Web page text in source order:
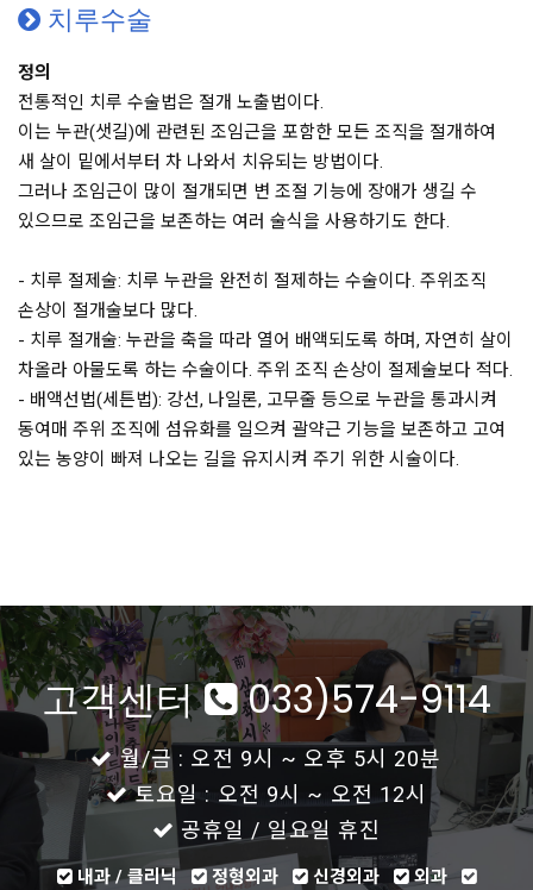
치루수술
정의
전통적인 치루 수술법은 절개 노출법이다.
이는 누관(샛길)에 관련된 조임근을 포함한 모든 조직을 절개하여
새 살이 밑에서부터 차 나와서 치유되는 방법이다.
그러나 조임근이 많이 절개되면 변 조절 기능에 장애가 생길 수
있으므로 조임근을 보존하는 여러 술식을 사용하기도 한다.
- 치루 절제술: 치루 누관을 완전히 절제하는 수술이다. 주위조직
손상이 절개술보다 많다.
- 치루 절개술: 누관을 축을 따라 열어 배액되도록 하며, 자연히 살이
차올라 아물도록 하는 수술이다. 주위 조직 손상이 절제술보다 적다.
- 배액선법(세튼법): 강선, 나일론, 고무줄 등으로 누관을 통과시켜
동여매 주위 조직에 섬유화를 일으켜 괄약근 기능을 보존하고 고여
있는 농양이 빠져 나오는 길을 유지시켜 주기 위한 시술이다.
고객센터 033)574-9114
월/금 : 오전 9시 ~ 오후 5시 20분
토요일 : 오전 9시 ~ 오전 12시
공휴일 / 일요일 휴진
내과 / 클리닉 정형외과 신경외과
외과